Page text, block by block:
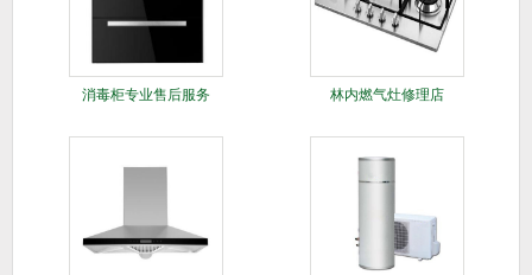
消毒柜专业售后服务 林内燃气灶修理店